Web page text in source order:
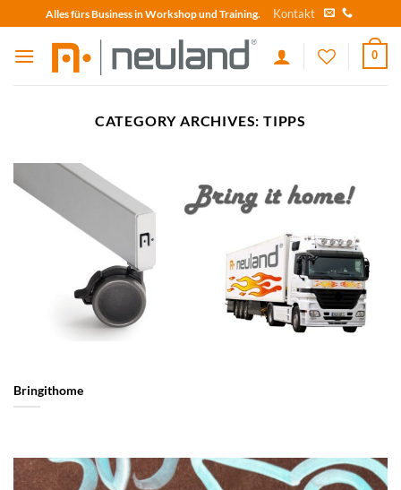
to
content
Alles fürs Business in Workshop und Training. Kontakt
0
CATEGORY ARCHIVES:TIPPS
Bringithome